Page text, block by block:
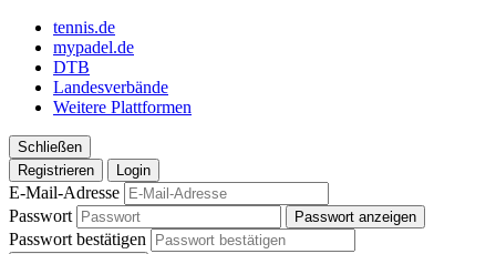
tennis.de
mypadel.de
DTB
Landesverbände
Weitere Plattformen
Schließen
Registrieren
Login
E-Mail-Adresse
Passwort
Passwort anzeigen
Passwort bestätigen